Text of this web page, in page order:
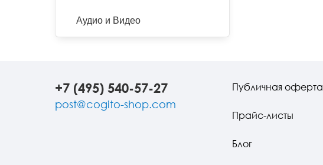
Аудио и Видео
+7 (495) 540-57-27
post@cogito-shop.com
Публичная оферта
Прайс-листы
Блог